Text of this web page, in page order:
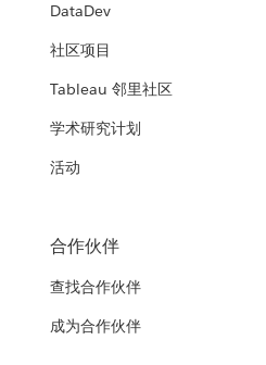
DataDev
社区项目
Tableau 邻里社区
学术研究计划
活动
合作伙伴
查找合作伙伴
成为合作伙伴